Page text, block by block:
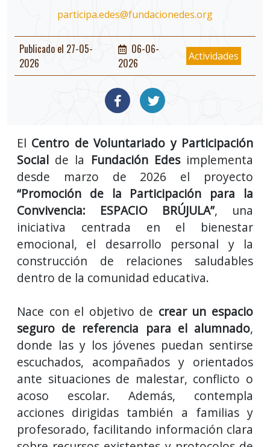
participa.edes@fundacionedes.org
Publicado el 27-05-
2026
06-06-
2026
Actividades
El Centro de Voluntariado y Participación
Social de la Fundación Edesimplementa
desde marzo de 2026 el proyecto
“Promoción de la Participación para la
Convivencia: ESPACIO BRÚJULA”, una
iniciativa centrada en el bienestar
emocional, el desarrollo personal y la
construcción de relaciones saludables
dentro de la comunidad educativa.
Nace con el objetivo de crear un espacio
seguro de referencia para el alumnado,
donde las y los jóvenes puedan sentirse
escuchados, acompañados y orientados
ante situaciones de malestar, conflicto o
acoso escolar. Además, contempla
acciones dirigidas también a familias y
profesorado, facilitando información clara